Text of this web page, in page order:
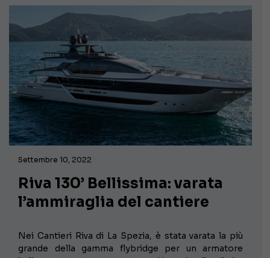
Settembre 10, 2022
Riva 130’ Bellissima: varata
l’ammiraglia del cantiere
Nei Cantieri Riva di La Spezia, è stata varata la più
grande della gamma flybridge per un armatore